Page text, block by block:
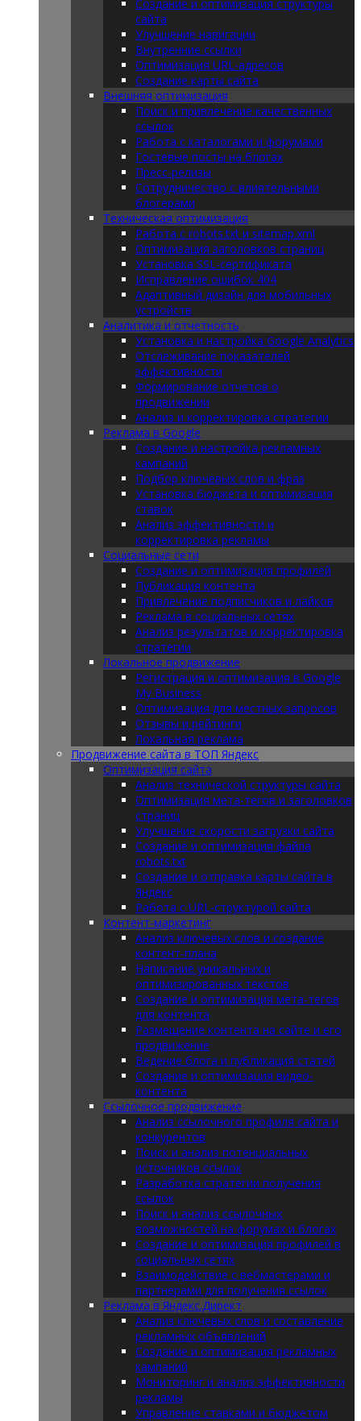
Создание и оптимизация структуры
сайта
Улучшение навигации
Внутренние ссылки
Оптимизация URL-адресов
Создание карты сайта
Внешняя оптимизация
Поиск и привлечение качественных
ссылок
Работа с каталогами и форумами
Гостевые посты на блогах
Пресс-релизы
Сотрудничество с влиятельными
блогерами
Техническая оптимизация
Работа с robots.txt и sitemap.xml
Оптимизация заголовков страниц
Установка SSL-сертификата
Исправление ошибок 404
Адаптивный дизайн для мобильных
устройств
Аналитика и отчетность
Установка и настройка Google Analytics
Отслеживание показателей
эффективности
Формирование отчетов о
продвижении
Анализ и корректировка стратегии
Реклама в Google
Создание и настройка рекламных
кампаний
Подбор ключевых слов и фраз
Установка бюджета и оптимизация
ставок
Анализ эффективности и
корректировка рекламы
Социальные сети
Создание и оптимизация профилей
Публикация контента
Привлечение подписчиков и лайков
Реклама в социальных сетях
Анализ результатов и корректировка
стратегии
Локальное продвижение
Регистрация и оптимизация в Google
My Business
Оптимизация для местных запросов
Отзывы и рейтинги
Локальная реклама
Продвижение сайта в ТОП Яндекс
Оптимизация сайта
Анализ технической структуры сайта
Оптимизация мета-тегов и заголовков
страниц
Улучшение скорости загрузки сайта
Создание и оптимизация файла
robots.txt
Создание и отправка карты сайта в
Яндекс
Работа с URL-структурой сайта
Контент-маркетинг
Анализ ключевых слов и создание
контент-плана
Написание уникальных и
оптимизированных текстов
Создание и оптимизация мета-тегов
для контента
Размещение контента на сайте и его
продвижение
Ведение блога и публикация статей
Создание и оптимизация видео-
контента
Ссылочное продвижение
Анализ ссылочного профиля сайта и
конкурентов
Поиск и анализ потенциальных
источников ссылок
Разработка стратегии получения
ссылок
Поиск и анализ ссылочных
возможностей на форумах и блогах
Создание и оптимизация профилей в
социальных сетях
Взаимодействие с вебмастерами и
партнерами для получения ссылок
Реклама в Яндекс.Директ
Анализ ключевых слов и составление
рекламных объявлений
Создание и оптимизация рекламных
кампаний
Мониторинг и анализ эффективности
рекламы
Управление ставками и бюджетом